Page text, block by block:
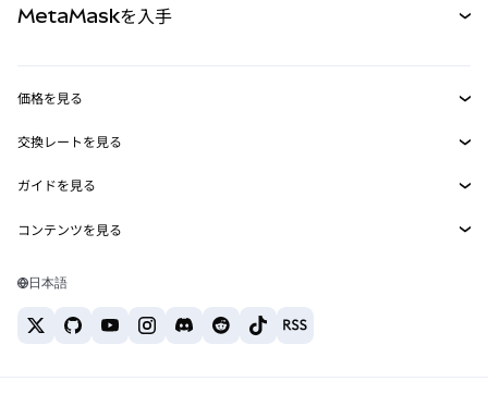
RWA
MetaMask Connect
Snaps
Web3サービス
MetaMaskを入手
セキュリティ
サポート
キャリア
お問い合わせ
価格を見る
イーサリアムの価格
Solanaの価格
Tetherの価格
交換レートを見る
ETH→USD
USDT→INR
BTC→INR
ETH→USDT
ガイドを見る
ETHの購入
USDTの購入
コンテンツを見る
Solanaウォレット
日本語